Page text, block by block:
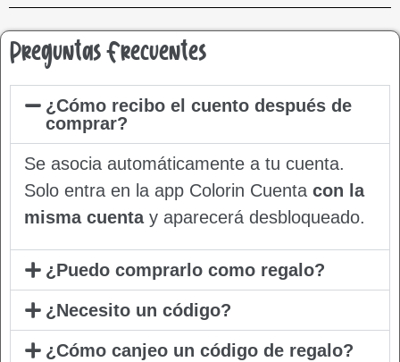
Preguntas Frecuentes
¿Cómo recibo el cuento después de
comprar?
Se asocia automáticamente a tu cuenta.
Solo entra en la app Colorin Cuenta con la
misma cuentay aparecerá desbloqueado.
¿Puedo comprarlo como regalo?
¿Necesito un código?
¿Cómo canjeo un código de regalo?